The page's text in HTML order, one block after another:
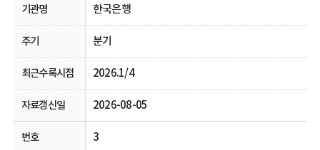
한국은행
분기
2026.1/4
2026-08-05
3